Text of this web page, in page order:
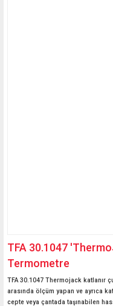
TFA 30.1047
Termometre
TFA 30.1047 Thermojack katlanır
arasında ölçüm yapan ve ayrıca
cepte veya çantada taşınabilen